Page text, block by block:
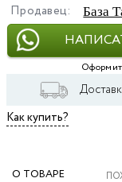
Продавец: База
Как купить?
О ТОВАРЕ